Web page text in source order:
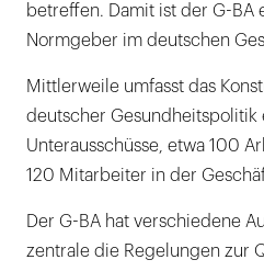
betreffen. Damit ist der G-BA
Normgeber im deutschen
Mittlerweile umfasst das
deutscher Gesundheitspolitik
Unterausschüsse, etwa 100
120 Mitarbeiter in der
Der G-BA hat verschiedene
zentrale die Regelungen zur